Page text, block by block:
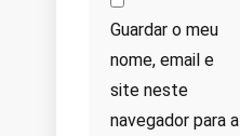
Guardar o meu
nome, email e
site neste
navegador para a